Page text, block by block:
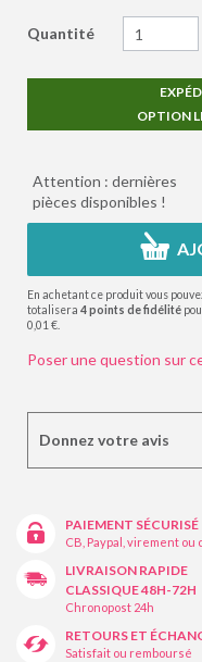
Quantité
OPTION
Attention : dernières
pièces disponibles !
En achetant ce produit vous
totalisera 4points de fidélité
0,01 €
Poser une question sur
Donnez votre avis
PAIEMENT SÉCURISÉ
CB, Paypal, virement ou
LIVRAISON RAPIDE
CLASSIQUE 48H-72H
Chronopost 24h
RETOURS ET
Satisfait ou remboursé